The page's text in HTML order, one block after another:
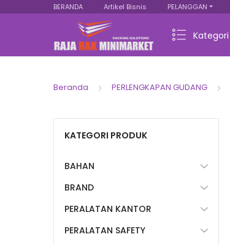
BERANDA Artikel Bisnis PELANGGAN
Kategori
Beranda PERLENGKAPAN GUDANG
KATEGORI PRODUK
BAHAN
BRAND
PERALATAN KANTOR
PERALATAN SAFETY